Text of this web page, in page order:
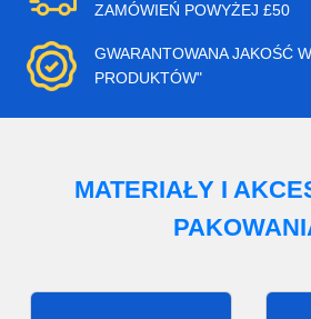
ZAMÓWIEŃ POWYŻEJ £50
GWARANTOWANA JAKOŚĆ
PRODUKTÓW"
MATERIAŁY I